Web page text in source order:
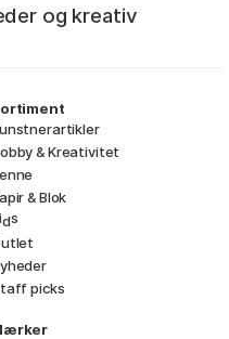
og kreativ
& Kreativitet
& Blok
ds
picks